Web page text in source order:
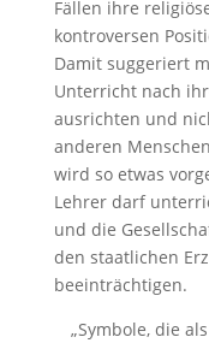
Fällen ihre
kontroversen
Damit suggeriert
Unterricht nach
ausrichten und
anderen
wird so etwas
Lehrer darf
und die
den staatlichen
beeinträchtigen.
„Symbole, die